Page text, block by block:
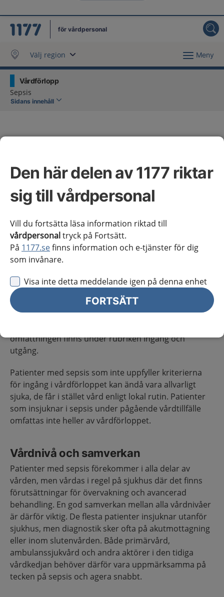
Den här delen av 1177 riktar
sig till vårdpersonal
Vill du fortsätta läsa information riktad till
vårdpersonaltryck på Fortsätt.
På 1177.sefinns information och e-tjänster för dig
som invånare.
Visa inte detta meddelande igen på denna enhet
FORTSÄTT
för vårdpersonal
Välj region Meny
Vårdförlopp
Sepsis
Sidans innehåll
Sepsis
Omfattning av kunskapsstödet
Vårdförloppet inleds hos vuxna patienter på
RETTS Röd, NEWS2 minst 7 poäng eller motsvarande
nivå med annat triagesystem, i kombination med
infektionsmisstanke. Vårdförloppet avslutas vid
avskriven misstanke om sepsis eller vid utskrivning.
omfattningen finns under rubriken Ingång och
utgång.
Patienter med sepsis som inte uppfyller kriterierna
för ingång i vårdförloppet kan ändå vara allvarligt
sjuka, de får i stället vård enligt lokal rutin. Patienter
som insjuknar i sepsis under pågående vårdtillfälle
omfattas inte heller av vårdförloppet.
Vårdnivå och samverkan
Patienter med sepsis förekommer i alla delar av
vården, men vårdas i regel på sjukhus där det finns
förutsättningar för övervakning och avancerad
behandling. En god samverkan mellan alla vårdnivåer
är därför viktig. De flesta patienter insjuknar utanför
sjukhus, men diagnostik sker ofta på akutmottagning
eller inom slutenvården. Både primärvård,
ambulanssjukvård och andra aktörer i den tidiga
vårdkedjan behöver därför vara uppmärksamma på
tecken på sepsis och agera snabbt.